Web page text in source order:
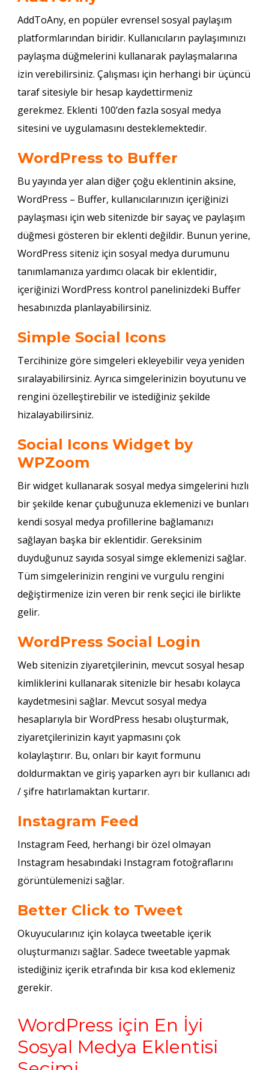
AddToAny, en popüler evrensel sosyal paylaşım
platformlarından biridir. Kullanıcıların paylaşımınızı
paylaşma düğmelerini kullanarak paylaşmalarına
izin verebilirsiniz. Çalışması için herhangi bir üçüncü
taraf sitesiyle bir hesap kaydettirmeniz
gerekmez. Eklenti 100’den fazla sosyal medya
sitesini ve uygulamasını desteklemektedir.
WordPress to Buffer
Bu yayında yer alan diğer çoğu eklentinin aksine,
WordPress – Buffer, kullanıcılarınızın içeriğinizi
paylaşması için web sitenizde bir sayaç ve paylaşım
düğmesi gösteren bir eklenti değildir. Bunun yerine,
WordPress siteniz için sosyal medya durumunu
tanımlamanıza yardımcı olacak bir eklentidir,
içeriğinizi WordPress kontrol panelinizdeki Buffer
hesabınızda planlayabilirsiniz.
Simple Social Icons
Tercihinize göre simgeleri ekleyebilir veya yeniden
sıralayabilirsiniz. Ayrıca simgelerinizin boyutunu ve
rengini özelleştirebilir ve istediğiniz şekilde
hizalayabilirsiniz.
Social Icons Widget by
WPZoom
Bir widget kullanarak sosyal medya simgelerini hızlı
bir şekilde kenar çubuğunuza eklemenizi ve bunları
kendi sosyal medya profillerine bağlamanızı
sağlayan başka bir eklentidir. Gereksinim
duyduğunuz sayıda sosyal simge eklemenizi sağlar.
Tüm simgelerinizin rengini ve vurgulu rengini
değiştirmenize izin veren bir renk seçici ile birlikte
gelir.
WordPress Social Login
Web sitenizin ziyaretçilerinin, mevcut sosyal hesap
kimliklerini kullanarak sitenizle bir hesabı kolayca
kaydetmesini sağlar. Mevcut sosyal medya
hesaplarıyla bir WordPress hesabı oluşturmak,
ziyaretçilerinizin kayıt yapmasını çok
kolaylaştırır. Bu, onları bir kayıt formunu
doldurmaktan ve giriş yaparken ayrı bir kullanıcı adı
/ şifre hatırlamaktan kurtarır.
Instagram Feed
Instagram Feed, herhangi bir özel olmayan
Instagram hesabındaki Instagram fotoğraflarını
görüntülemenizi sağlar.
Better Click to Tweet
Okuyucularınız için kolayca tweetable içerik
oluşturmanızı sağlar. Sadece tweetable yapmak
istediğiniz içerik etrafında bir kısa kod eklemeniz
gerekir.
WordPress için En İyi
Sosyal Medya Eklentisi